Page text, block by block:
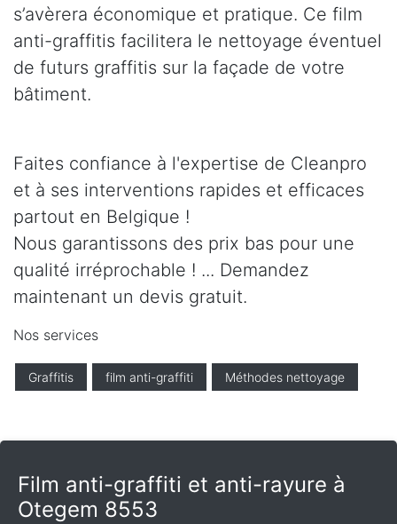
s’avèrera économique et pratique. Ce film
anti-graffitis facilitera le nettoyage éventuel
de futurs graffitis sur la façade de votre
bâtiment.
Faites confiance à l'expertise de Cleanpro
et à ses interventions rapides et efficaces
partout en Belgique !
Nous garantissons des prix bas pour une
qualité irréprochable ! ... Demandez
maintenant un devis gratuit.
Nos services
Graffitis film anti-graffiti Méthodes nettoyage
Film anti-graffiti et anti-rayure à
Otegem 8553